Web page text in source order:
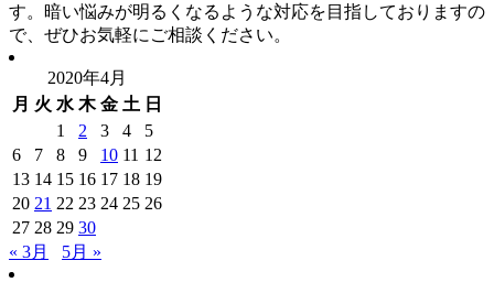
す。暗い悩みが明るくなるような対応を目指しておりますの
で、ぜひお気軽にご相談ください。
2020年4月
月 火 水 木 金 土 日
1
2 3 4
5
6
7 8 9 10 11 12
13 14 15 16 17 18 19
20 21 22 23 24 25 26
27 28 29 30
« 3月
5月 »